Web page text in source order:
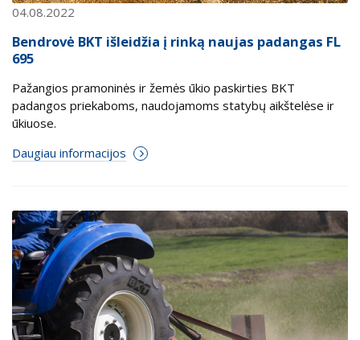
04.08.2022
Bendrovė BKT išleidžia į rinką naujas padangas FL
695
Pažangios pramoninės ir žemės ūkio paskirties BKT
padangos priekaboms, naudojamoms statybų aikštelėse ir
ūkiuose.
Daugiau informacijos